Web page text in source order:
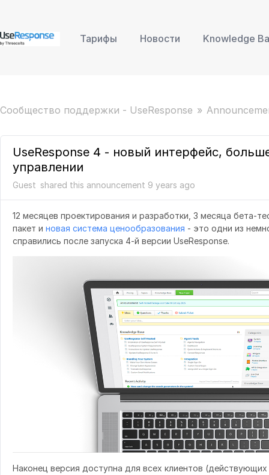
Тарифы Новости Knowledge
Сообщество поддержки - UseResponse
UseResponse 4 - новый интерфейс,
управлении
Guest shared this announcement 9 years ago
12 месяцев проектирования и разработки, 3 месяца бета-
пакет и новая система ценообразования - это одни из
справились после запуска 4-й версии UseResponse.
Наконец версия доступна для всех клиентов